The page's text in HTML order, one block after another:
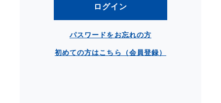
ログイン
パスワードをお忘れの方
初めての方はこちら（会員登録）